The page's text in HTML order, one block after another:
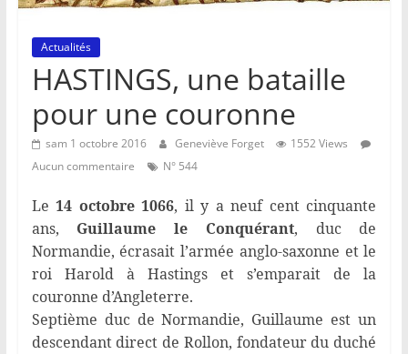
Actualités
HASTINGS, une bataille
pour une couronne
sam 1 octobre 2016 Geneviève Forget
1552 Views
Aucun commentaire
N° 544
Le14 octobre 1066, il y a neuf cent cinquante
ans, Guillaume le Conquérant, duc de
Normandie, écrasait l’armée anglo-saxonne et le
roi Harold à Hastings et s’emparait de la
couronne d’Angleterre.
Septième duc de Normandie, Guillaume est un
descendant direct de Rollon, fondateur du duché